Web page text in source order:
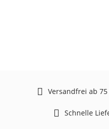
Versandfrei ab
Schnelle